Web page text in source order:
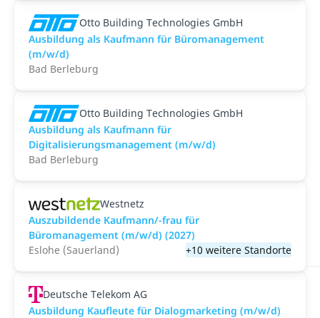
Otto Building Technologies GmbH
Ausbildung als Kaufmann für Büromanagement
(m/w/d)
Bad Berleburg
Otto Building Technologies GmbH
Ausbildung als Kaufmann für
Digitalisierungsmanagement (m/w/d)
Bad Berleburg
Westnetz
Auszubildende Kaufmann/-frau für
Büromanagement (m/w/d) (2027)
Eslohe (Sauerland)
+10 weitere Standorte
Deutsche Telekom AG
Ausbildung Kaufleute für Dialogmarketing (m/w/d)